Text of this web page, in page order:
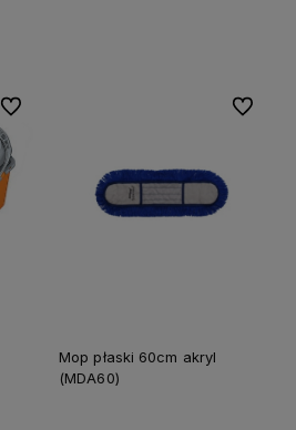
Do ulubionych
Mop płaski 60cm akryl
(MDA60)
Do